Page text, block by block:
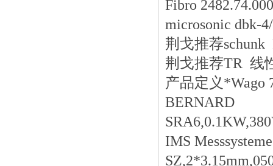
Fibro
microsonic dbk-
荆戈推荐
荆戈推荐TR 线
产品定义*Wago
BERNARD
IMS